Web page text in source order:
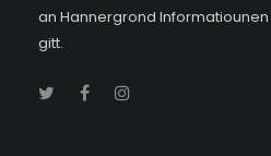
an Hannergrond
gitt.